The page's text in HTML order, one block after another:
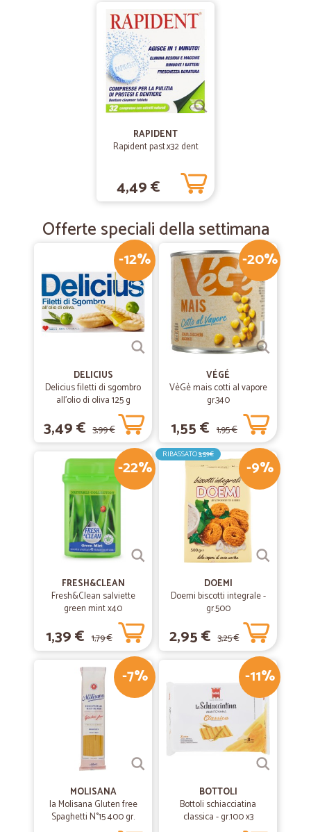
Giorgina V.
Tutto ok velocissimi!!
Tutto ok velocissimi!! imballo un po' debole
Nadia T.
Buoni prodotti, prezzi nella norma, spedizioni veloci, tutto perfetto!
RAPIDENT
Rapident past.x32 dent
4,49 €
Offerte speciali della settimana
-12%
DELICIUS
Delicius filetti di sgombro
all'olio di oliva 125 g
3,49 € 3,99 €
-20%
VÉGÉ
VèGè mais cotti al vapore
gr.340
1,55 € 1,95 €
-22%
FRESH&CLEAN
Fresh&Clean salviette
green mint x40
1,39 € 1,79 €
-9%
RIBASSATO3,59€
DOEMI
Doemi biscotti integrale -
gr.500
2,95 € 3,25 €
-7%
MOLISANA
la Molisana Gluten free
Spaghetti N°15 400 gr.
-11%
BOTTOLI
Bottoli schiacciatina
classica - gr.100 x3